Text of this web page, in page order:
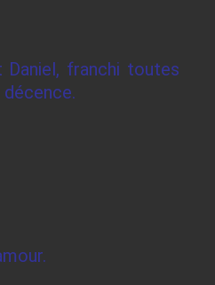
Daniel, franchi toutes